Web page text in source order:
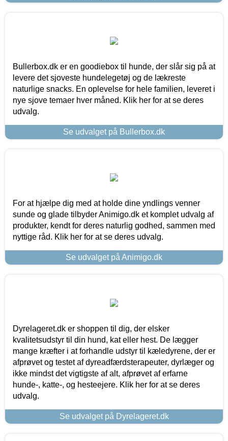
Bullerbox.dk er en goodiebox til hunde, der slår sig på at
levere det sjoveste hundelegetøj og de lækreste
naturlige snacks. En oplevelse for hele familien, leveret i
nye sjove temaer hver måned. Klik her for at se deres
udvalg.
Se udvalget på Bullerbox.dk
For at hjælpe dig med at holde dine yndlings venner
sunde og glade tilbyder Animigo.dk et komplet udvalg af
produkter, kendt for deres naturlig godhed, sammen med
nyttige råd. Klik her for at se deres udvalg.
Se udvalget på Animigo.dk
Dyrelageret.dk er shoppen til dig, der elsker
kvalitetsudstyr til din hund, kat eller hest. De lægger
mange kræfter i at forhandle udstyr til kæledyrene, der er
afprøvet og testet af dyreadfærdsterapeuter, dyrlæger og
ikke mindst det vigtigste af alt, afprøvet af erfarne
hunde-, katte-, og hesteejere. Klik her for at se deres
udvalg.
Se udvalget på Dyrelageret.dk